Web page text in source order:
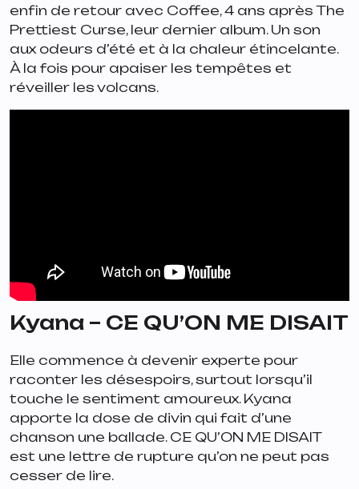
enfin de retour avec Coffee, 4 ans aprèsThe
Prettiest Curse, leur dernier album. Un son
aux odeurs d’été et à la chaleur étincelante.
À la fois pour apaiser les tempêtes et
réveiller les volcans.
Kyana – CE QU’ON ME DISAIT
Elle commence à devenir experte pour
raconter les désespoirs, surtout lorsqu’il
touche le sentiment amoureux. Kyana
apporte la dose de divin qui fait d’une
chanson une ballade. CE QU’ON ME DISAIT
est une lettre de rupture qu’on ne peut pas
cesser de lire.